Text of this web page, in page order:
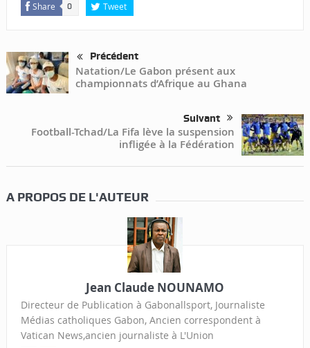
Share 0 Tweet
Précédent
Natation/Le Gabon présent aux
championnats d’Afrique au Ghana
Suivant
Football-Tchad/La Fifa lève la suspension
infligée à la Fédération
A PROPOS DE L'AUTEUR
Jean Claude NOUNAMO
Directeur de Publication à Gabonallsport, Journaliste
Médias catholiques Gabon, Ancien correspondent à
Vatican News,ancien journaliste à L'Union